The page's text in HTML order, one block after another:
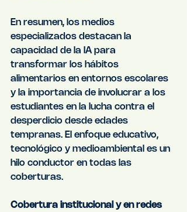
En resumen, los medios
especializados destacan la
capacidad de la IA para
transformar los hábitos
alimentarios en entornos escolares
y la importancia de involucrar a los
estudiantes en la lucha contra el
desperdicio desde edades
tempranas. El enfoque educativo,
tecnológico y medioambiental es un
hilo conductor en todas las
coberturas.
Cobertura institucional y en redes